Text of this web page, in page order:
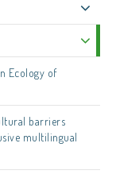
Ecology of
barriers
multilingual